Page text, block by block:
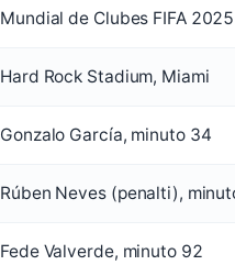
Mundial de Clubes FIFA 2025
Hard Rock Stadium, Miami
Gonzalo García, minuto 34
Rúben Neves (penalti),
Fede Valverde, minuto 92